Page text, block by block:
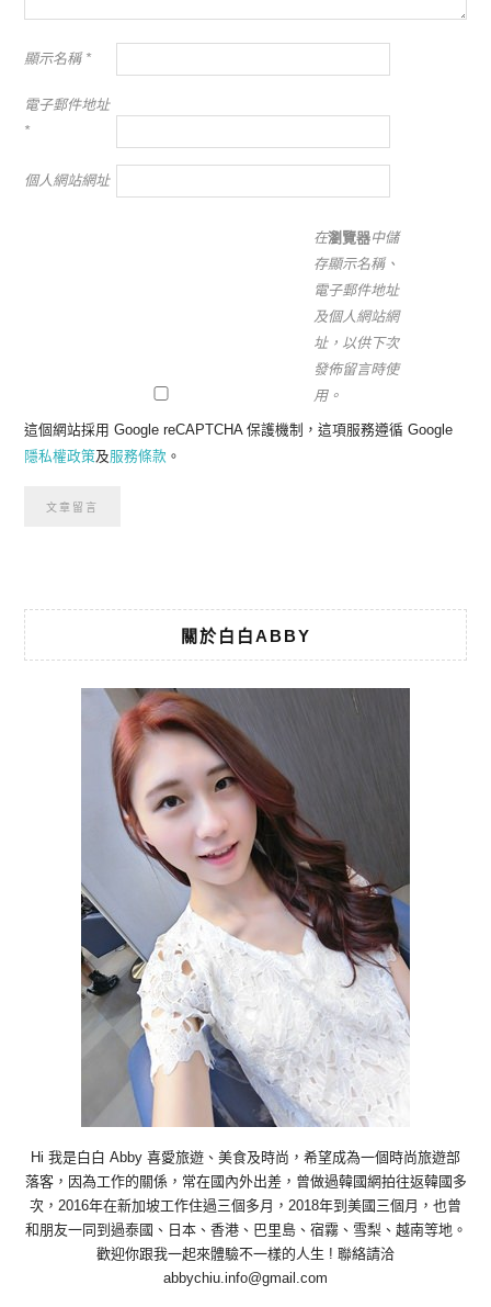
顯示名稱 *
電子郵件地址
*
個人網站網址
在瀏覽器中儲
存顯示名稱、
電子郵件地址
及個人網站網
址，以供下次
發佈留言時使
用。
這個網站採用 Google reCAPTCHA 保護機制，這項服務遵循 Google
隱私權政策及服務條款 。
關於白白ABBY
Hi 我是白白 Abby 喜愛旅遊、美食及時尚，希望成為一個時尚旅遊部
落客，因為工作的關係，常在國內外出差，曾做過韓國網拍往返韓國多
次，2016年在新加坡工作住過三個多月，2018年到美國三個月，也曾
和朋友一同到過泰國、日本、香港、巴里島、宿霧、雪梨、越南等地。
歡迎你跟我一起來體驗不一樣的人生 ! 聯絡請洽
abbychiu.info@gmail.com